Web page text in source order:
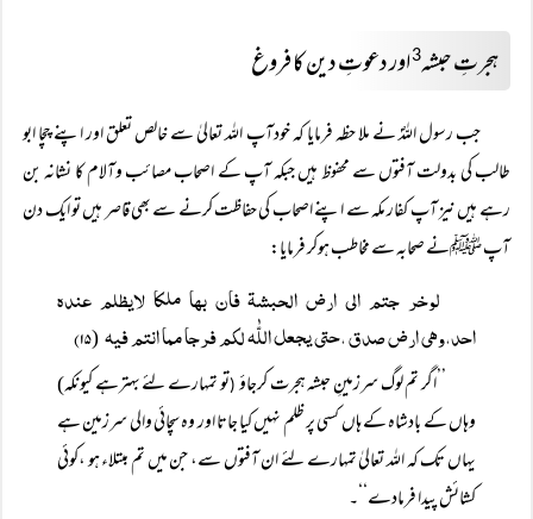
ہجرتِ حبشہ3اور دعوتِ دین کا فروغ
جب رسول اللہؐ نے ملا حظہ فرمایا کہ خودآپ اللہ تعالیٰ سے خالص تعلق اور اپنے چچا ابو
طالب کی بدولت آفتوں سے محفوظ ہیں جبکہ آپ کے اصحاب مصائب وآلام کا نشانہ بن
رہے ہیں نیز آپ کفار مکہ سے اپنے اصحاب کی حفاظت کرنے سے بھی قاصر ہیں تو ایک دن
آپ ﷺنے صحابہ سے مخاطب ہوکر فرمایا:
لوخر جتم الی ارض الحبشۃ فان بھا ملکا لایظلم عندہ
احد،وھی ارض صدق ،حتی یجعل اللّٰہ لکم فرجا مما انتم فیہ(۱۵)
’’اگر تم لوگ سرزمینِ حبشہ ہجرت کرجاؤ(تو تمہارے لئے بہترہے کیونکہ)
وہاں کے بادشاہ کے ہاں کسی پر ظلم نہیں کیا جاتا اور وہ سچائی والی سرزمین ہے
یہاں تک کہ اللہ تعالیٰ تمہارے لئے ان آفتوں سے، جن میں تم مبتلاء ہو ،کوئی
کشائش پیدا فرمادے‘‘۔